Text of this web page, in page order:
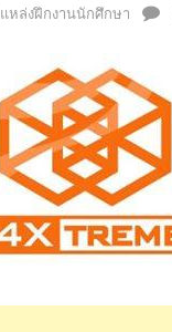
แหล่งฝึกงานนักศึกษา